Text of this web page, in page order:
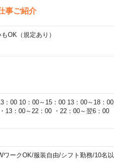
事ご紹介
OK（規定あり）
00 10：00～15：00 13：00～18：00
13：00～22：00 ・22：00～翌6：00
ワークOK/服装自由/シフト勤務/10名以